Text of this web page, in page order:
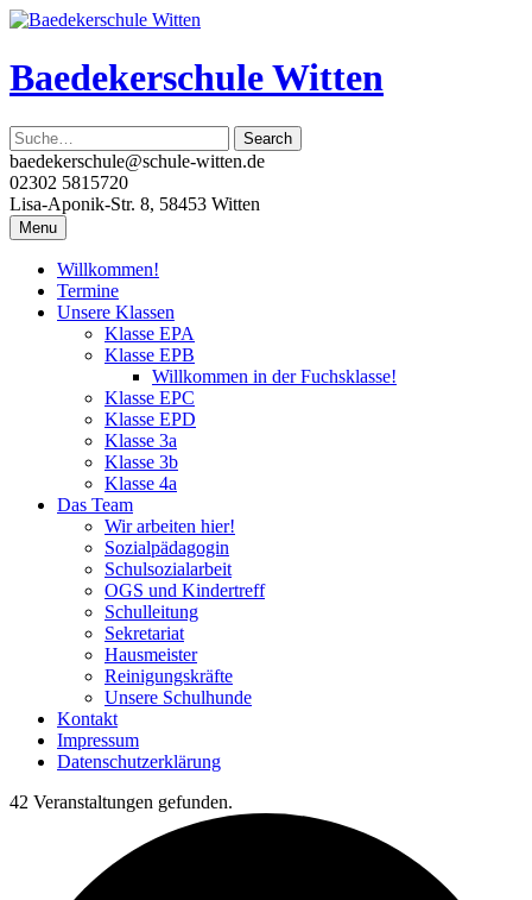
Skip
content
Baedekerschule Witten
baedekerschule@schule-witten.de
02302 5815720
Lisa-Aponik-Str. 8, 58453 Witten
Menu
Willkommen!
Termine
Unsere Klassen
Klasse EPA
Klasse EPB
Willkommen in der Fuchsklasse!
Klasse EPC
Klasse EPD
Klasse 3a
Klasse 3b
Klasse 4a
Das Team
Wir arbeiten hier!
Sozialpädagogin
Schulsozialarbeit
OGS und Kindertreff
Schulleitung
Sekretariat
Hausmeister
Reinigungskräfte
Unsere Schulhunde
Kontakt
Impressum
Datenschutzerklärung
42 Veranstaltungen gefunden.